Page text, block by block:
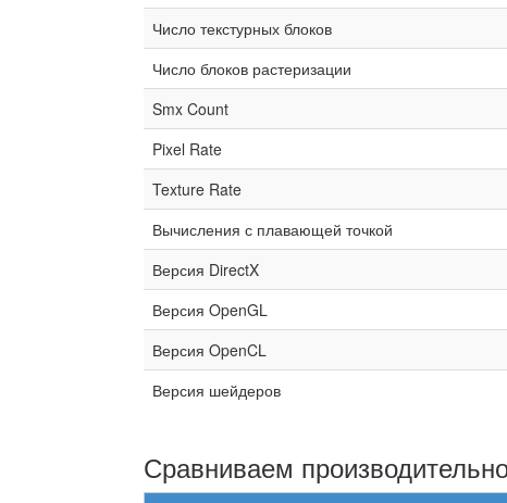
Число текстурных блоков
Число блоков растеризации
Smx Count
Pixel Rate
Texture Rate
Вычисления с плавающей точкой
Версия DirectX
Версия OpenGL
Версия OpenCL
Версия шейдеров
Сравниваем